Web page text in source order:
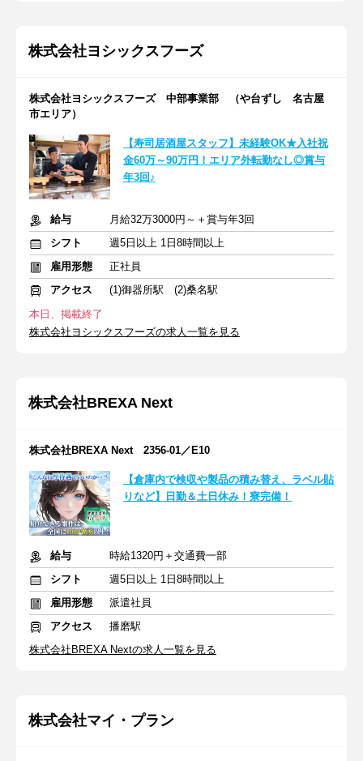
株式会社ヨシックスフーズ
株式会社ヨシックスフーズ 中部事業部 （や台ずし 名古屋
市エリア）
【寿司居酒屋スタッフ】未経験OK★入社祝
金60万～90万円！エリア外転勤なし◎賞与
年3回♪
給与
月給32万3000円～＋賞与年3回
シフト
週5日以上 1日8時間以上
雇用形態
正社員
アクセス
(1)御器所駅 (2)桑名駅
本日、掲載終了
株式会社ヨシックスフーズの求人一覧を見る
株式会社BREXA Next
株式会社BREXA Next 2356-01／E10
【倉庫内で検収や製品の積み替え、ラベル貼
りなど】日勤＆土日休み！寮完備！
給与
時給1320円＋交通費一部
シフト
週5日以上 1日8時間以上
雇用形態
派遣社員
アクセス
播磨駅
株式会社BREXA Nextの求人一覧を見る
株式会社マイ・プラン